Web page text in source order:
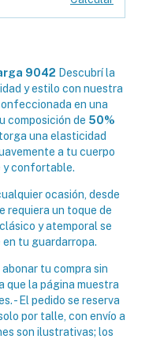
9042 Descubrí la
y estilo con nuestra
en una
composición de 50%
una elasticidad
a tu cuerpo
y confortable.
ocasión, desde
requiera un toque de
y atemporal se
tu guardarropa.
abonar tu compra sin
que la página muestra
- El pedido se reserva
por talle, con envío a
son ilustrativas; los